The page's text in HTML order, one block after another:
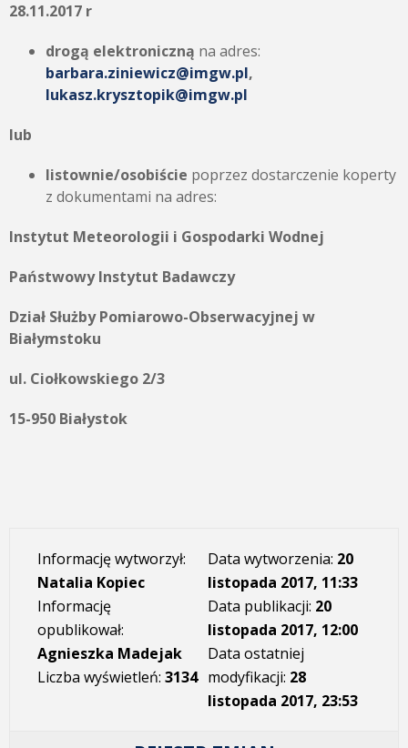
28.11.2017 r
drogą elektroniczną na adres:
barbara.ziniewicz@imgw.pl,
lukasz.krysztopik@imgw.pl
lub
listownie/osobiście poprzez dostarczenie koperty
z dokumentami na adres:
Instytut Meteorologii i Gospodarki Wodnej
Państwowy Instytut Badawczy
Dział Służby Pomiarowo-Obserwacyjnej w
Białymstoku
ul. Ciołkowskiego 2/3
15-950 Białystok
Informację wytworzył:
Natalia Kopiec
Informację
opublikował:
Agnieszka Madejak
Liczba wyświetleń: 3134
Data wytworzenia: 20
listopada 2017, 11:33
Data publikacji: 20
listopada 2017, 12:00
Data ostatniej
modyfikacji: 28
listopada 2017, 23:53